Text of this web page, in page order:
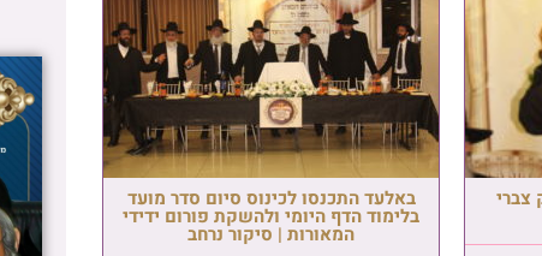
צברי באלעד התכנסו לכינוס סיום סדר מועד
בלימוד הדף היומי ולהשקת פורום ידידי
המאורות | סיקור נרחב